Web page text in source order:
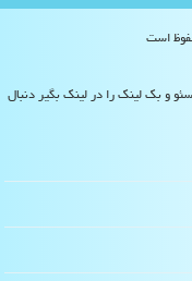
و بک لینک را در لینک بگیر دنبال